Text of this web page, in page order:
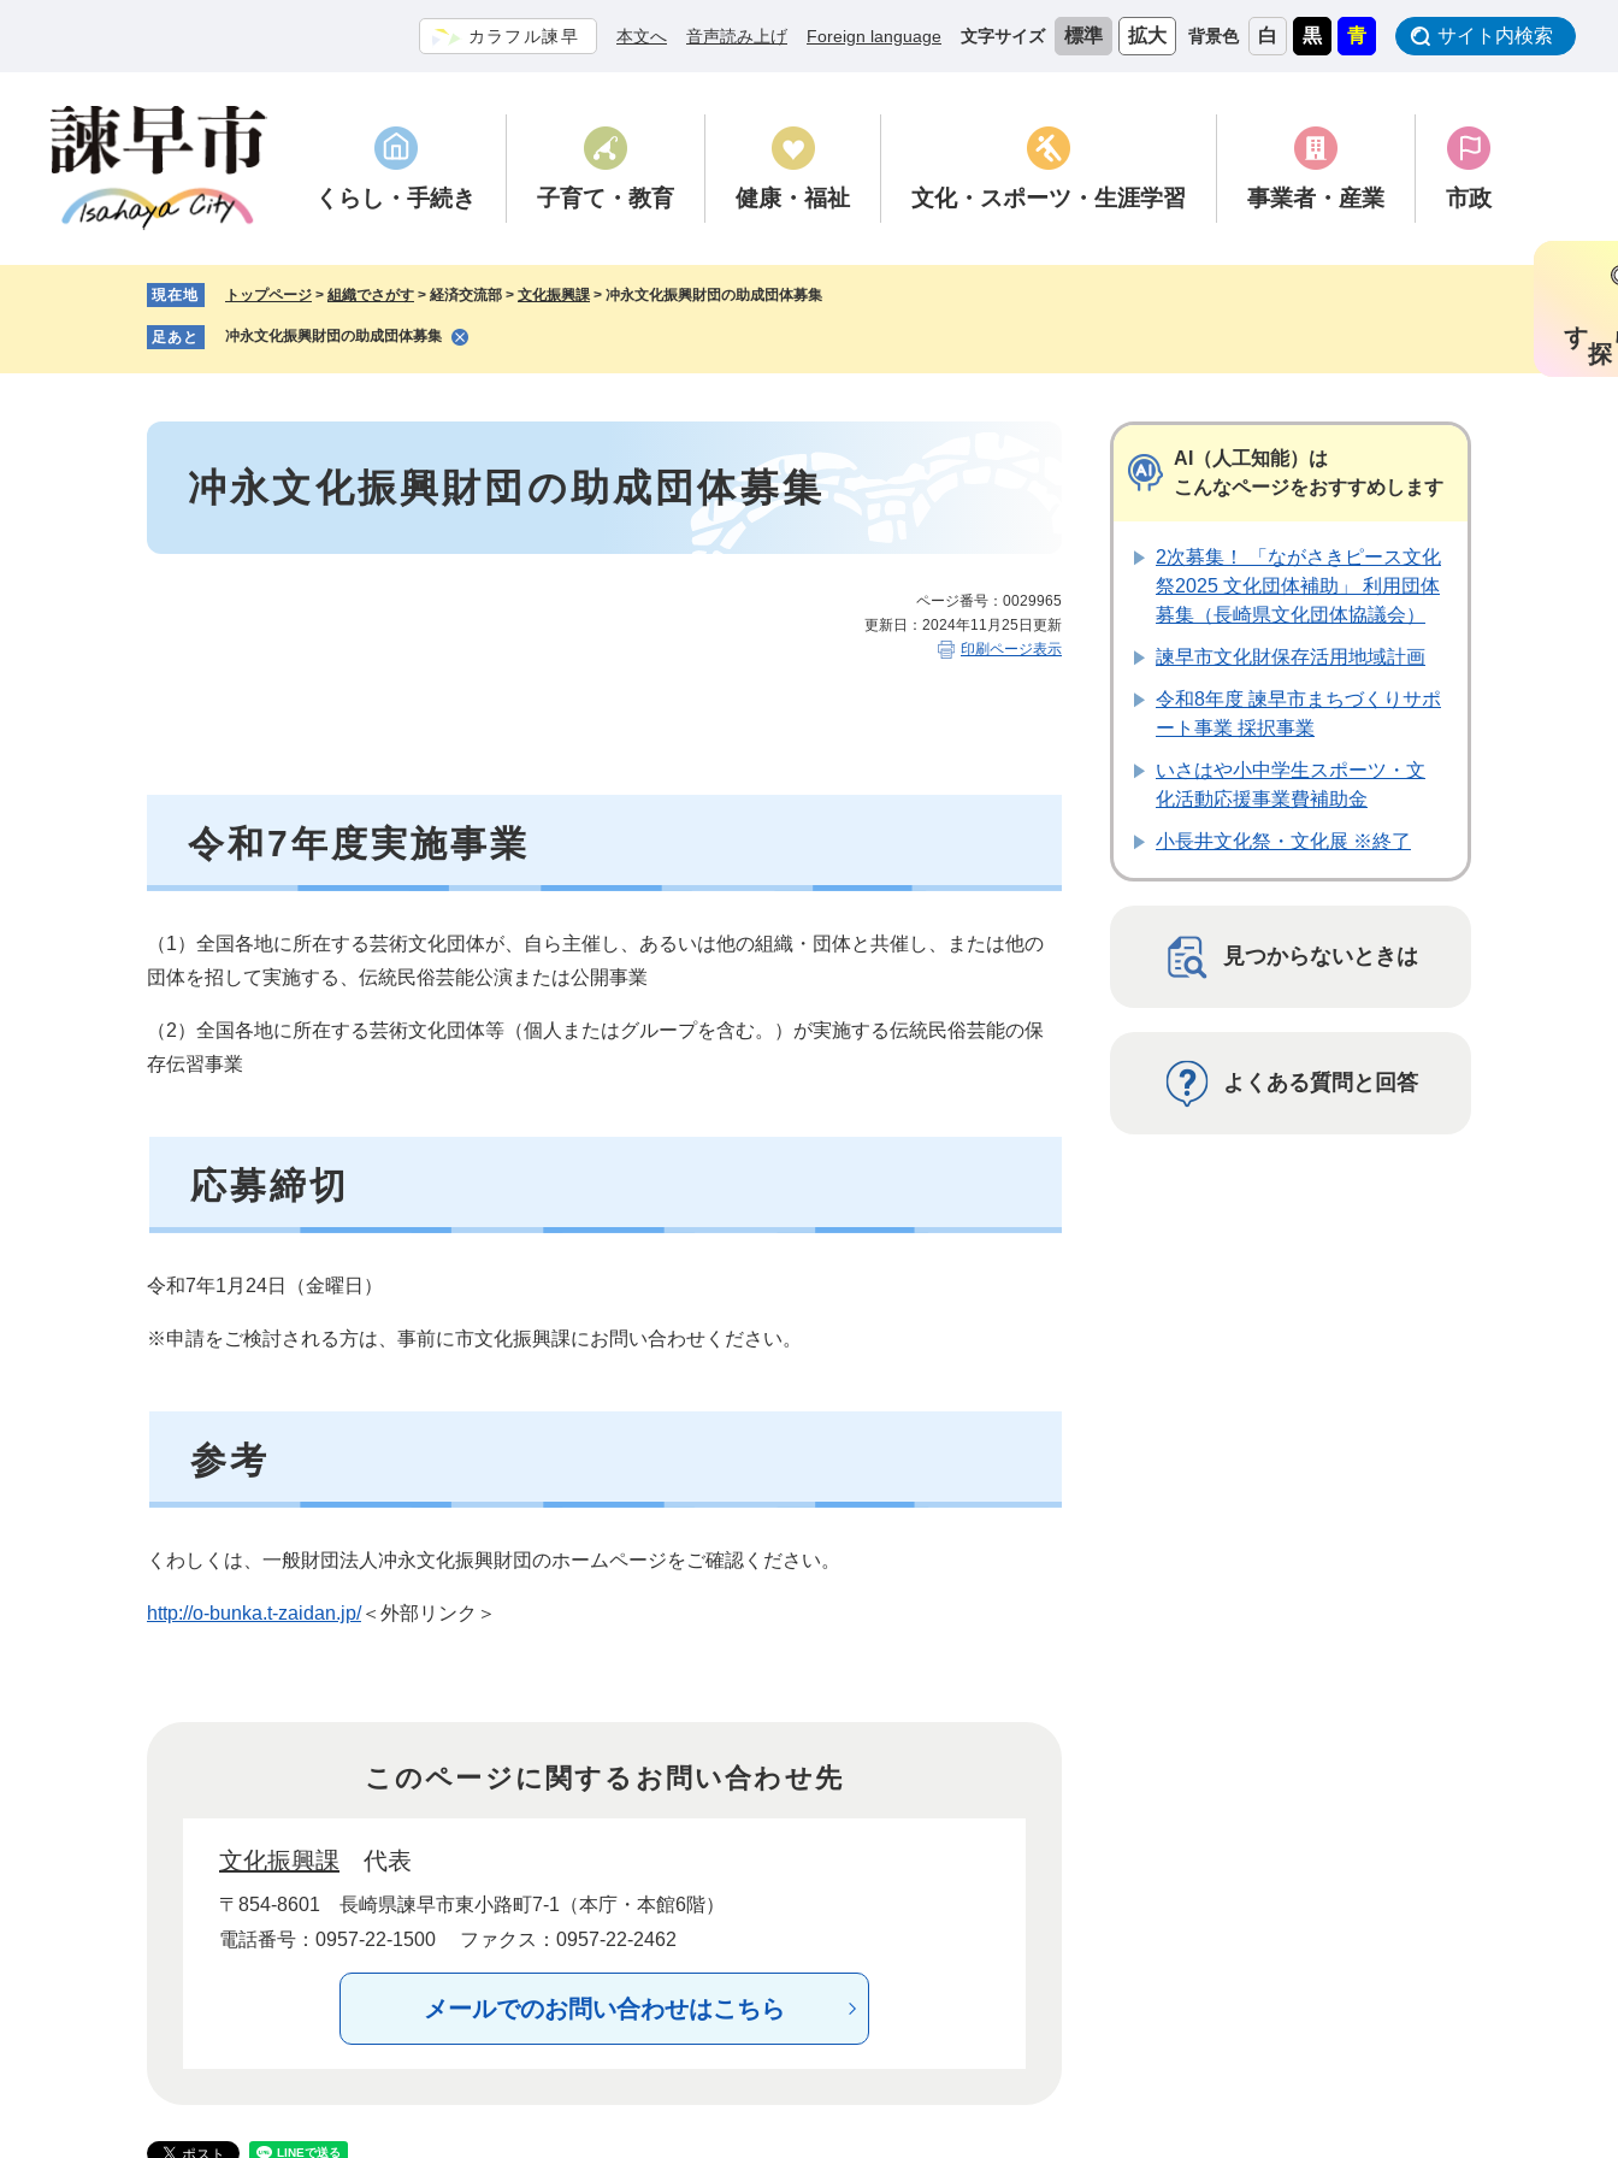
カラフル諫早 本文へ 音声読み上げ Foreign language 文字サイズ 標準 拡大 背景色 白 黒 青 サイト内検索
くらし ・手続き 子育て ・教育 健康 ・福祉 文化・スポーツ ・生涯学習 事業者 ・産業 市政
す
現在地 トップページ > 組織でさがす > 経済交流部 > 文化振興課 > 冲永文化振興財団の助成団体募集
足あと 冲永文化振興財団の助成団体募集
本
冲永文化振興財団の助成団体募集
ページ番号：0029965
更新日：2024年11月25日更新
印刷ページ表示
令和7年度実施事業
（1）全国各地に所在する芸術文化団体が、自ら主催し、あるいは他の組織・団体と共催し、または他の
団体を招して実施する、伝統民俗芸能公演または公開事業
（2）全国各地に所在する芸術文化団体等（個人またはグループを含む。）が実施する伝統民俗芸能の保
存伝習事業
応募締切
令和7年1月24日（金曜日）
※申請をご検討される方は、事前に市文化振興課にお問い合わせください。
参考
くわしくは、一般財団法人冲永文化振興財団のホームページをご確認ください。
http://o-bunka.t-zaidan.jp/＜外部リンク＞
このページに関するお問い合わせ先
文化振興課 代表
〒854-8601
長崎県諫早市東小路町7-1（本庁・本館6階）
電話番号：0957-22-1500
ファクス：0957-22-2462
メールでのお問い合わせはこちら
AI（人工知能）は
こんなページをおすすめします
2次募集！ 「ながさきピース文化
祭2025 文化団体補助」 利用団体
募集（長崎県文化団体協議会）
諫早市文化財保存活用地域計画
令和8年度 諫早市まちづくりサポ
ート事業 採択事業
いさはや小中学生スポーツ・文
化活動応援事業費補助金
小長井文化祭・文化展 ※終了
見つからないときは
よくある質問と回答